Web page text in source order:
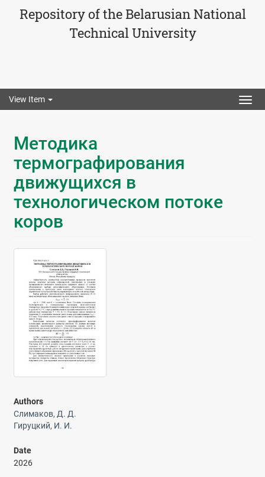
Repository of the Belarusian National
Technical University
View Item
Методика
термографирования
движущихся в
технологическом потоке
коров
Authors
Слимаков, Д. Д.
Гируцкий, И. И.
Date
2026